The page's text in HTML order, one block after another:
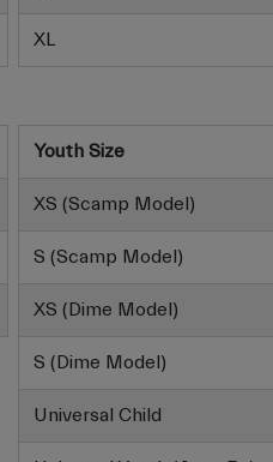
XL
Youth Size
XS (Scamp Model)
S (Scamp Model)
XS (Dime Model)
S (Dime Model)
Universal Child